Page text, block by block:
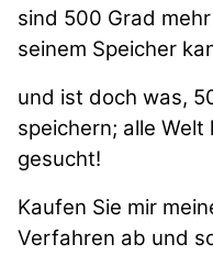
sind 500 Grad
seinem Speicher
und ist doch was,
speichern; alle
gesucht!
Kaufen Sie mir
Verfahren ab und